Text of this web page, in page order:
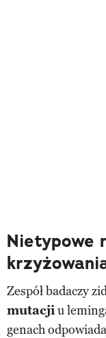
Nietypowe
Zespół badaczy
mutacjiu
genach